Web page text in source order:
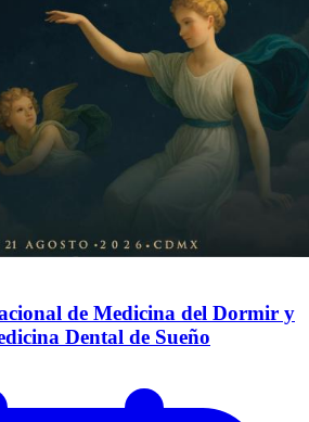
de Medicina del Dormir y
Dental de Sueño